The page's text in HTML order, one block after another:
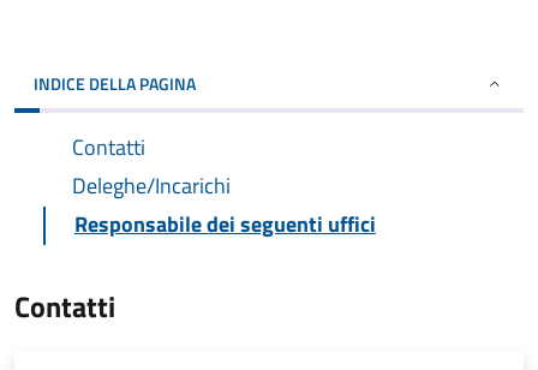
INDICE DELLA PAGINA
Contatti
Deleghe/Incarichi
Responsabile dei seguenti uffici
Contatti